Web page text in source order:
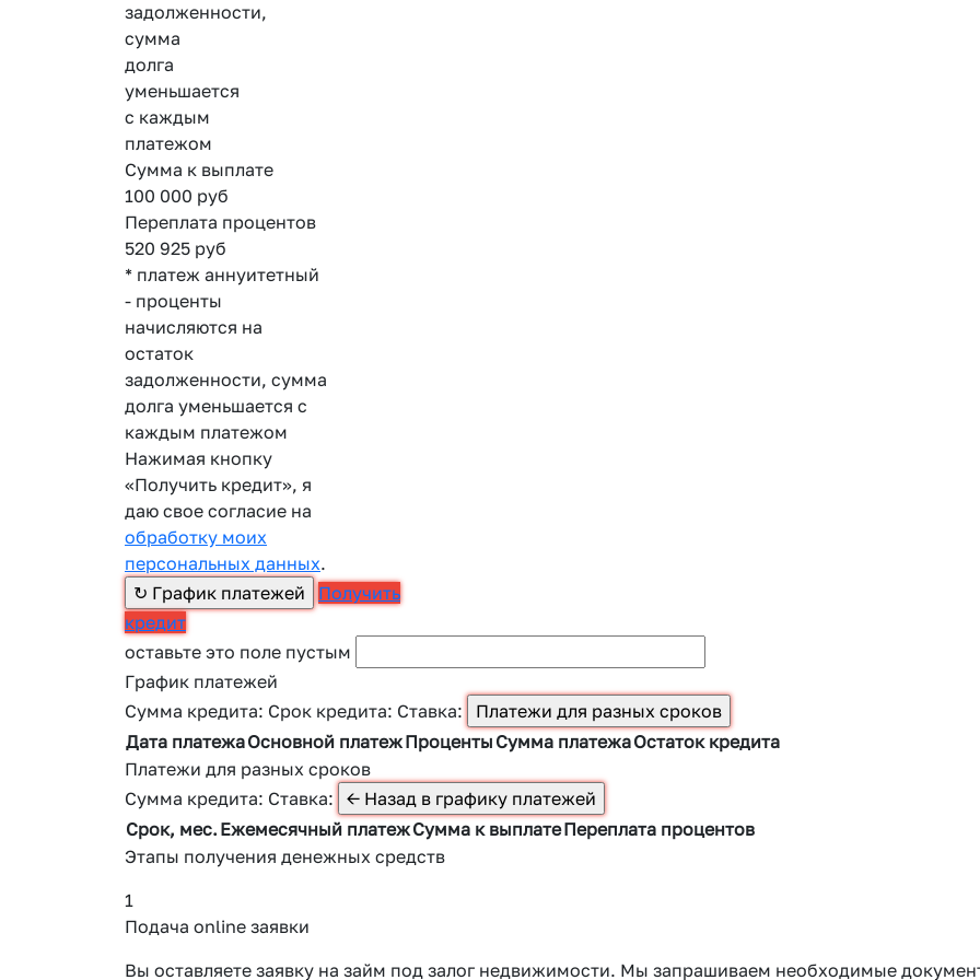
задолженности,
сумма
долга
уменьшается
с каждым
платежом
Сумма к выплате
100 000 руб
Переплата процентов
520 925 руб
* платеж аннуитетный
- проценты
начисляются на
остаток
задолженности, сумма
долга уменьшается с
каждым платежом
Нажимая кнопку
«Получить кредит», я
даю свое согласие на
обработку моих
персональных данных.
Получить
кредит
оставьте это поле пустым
График платежей
Сумма кредита: Срок кредита: Ставка:
Дата платежаОсновной платежПроценты Сумма платежаОстаток кредита
Платежи для разных сроков
Сумма кредита: Ставка:
Срок, мес.Ежемесячный платежСумма к выплатеПереплата процентов
Этапы получения денежных средств
1
Подача online заявки
Вы оставляете заявку на займ под залог недвижимости. Мы запрашиваем необходимые